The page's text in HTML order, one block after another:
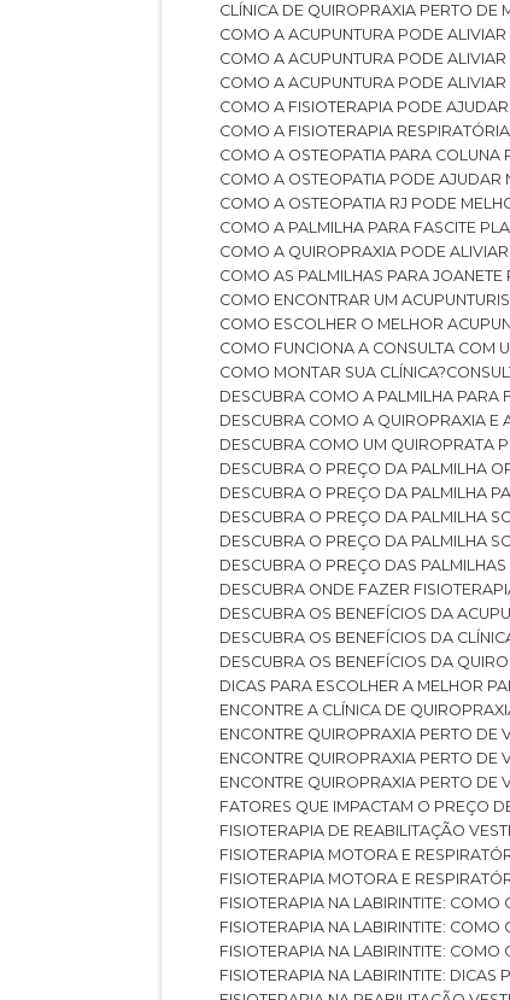
CLÍNICA DE QUIROPRAXIA PERTO
COMO A ACUPUNTURA PODE
COMO A ACUPUNTURA PODE
COMO A ACUPUNTURA PODE
COMO A FISIOTERAPIA PODE
COMO A FISIOTERAPIA
COMO A OSTEOPATIA PARA
COMO A OSTEOPATIA PODE
COMO A OSTEOPATIA RJ PODE
COMO A PALMILHA PARA FASCITE
COMO A QUIROPRAXIA PODE
COMO AS PALMILHAS PARA
COMO ENCONTRAR UM
COMO ESCOLHER O MELHOR
COMO FUNCIONA A CONSULTA COM
COMO MONTAR SUA CLÍNICA?
DESCUBRA COMO A PALMILHA
DESCUBRA COMO A QUIROPRAXIA
DESCUBRA COMO UM QUIROPRATA
DESCUBRA O PREÇO DA PALMILHA
DESCUBRA O PREÇO DA PALMILHA
DESCUBRA O PREÇO DA PALMILHA
DESCUBRA O PREÇO DA PALMILHA
DESCUBRA O PREÇO DAS
DESCUBRA ONDE FAZER
DESCUBRA OS BENEFÍCIOS DA
DESCUBRA OS BENEFÍCIOS DA
DESCUBRA OS BENEFÍCIOS DA
DICAS PARA ESCOLHER A MELHOR
ENCONTRE A CLÍNICA DE
ENCONTRE QUIROPRAXIA PERTO DE
ENCONTRE QUIROPRAXIA PERTO
ENCONTRE QUIROPRAXIA PERTO
FATORES QUE IMPACTAM O PREÇO
FISIOTERAPIA DE REABILITAÇÃO
FISIOTERAPIA MOTORA E
FISIOTERAPIA MOTORA E
FISIOTERAPIA NA LABIRINTITE:
FISIOTERAPIA NA LABIRINTITE:
FISIOTERAPIA NA LABIRINTITE:
FISIOTERAPIA NA LABIRINTITE: DICAS